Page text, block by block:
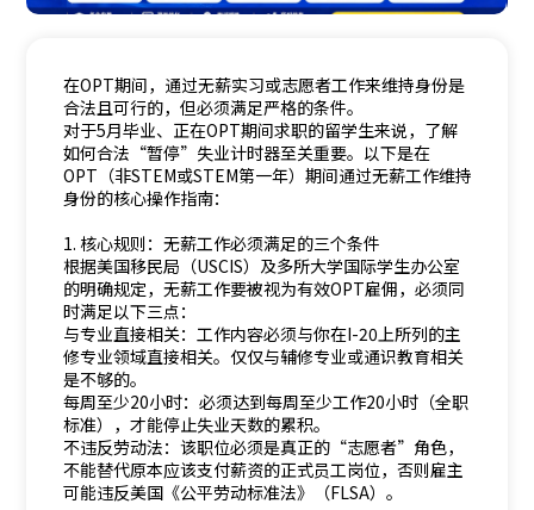
在OPT期间，通过无薪实习或志愿者工作来维持身份是
合法且可行的，但必须满足严格的条件。
对于5月毕业、正在OPT期间求职的留学生来说，了解
如何合法“暂停”失业计时器至关重要。以下是在
OPT（非STEM或STEM第一年）期间通过无薪工作维持
身份的核心操作指南：
1. 核心规则：无薪工作必须满足的三个条件
根据美国移民局（USCIS）及多所大学国际学生办公室
的明确规定，无薪工作要被视为有效OPT雇佣，必须同
时满足以下三点：
与专业直接相关：工作内容必须与你在I-20上所列的主
修专业领域直接相关。仅仅与辅修专业或通识教育相关
是不够的。
每周至少20小时：必须达到每周至少工作20小时（全职
标准），才能停止失业天数的累积。
不违反劳动法：该职位必须是真正的“志愿者”角色，
不能替代原本应该支付薪资的正式员工岗位，否则雇主
可能违反美国《公平劳动标准法》（FLSA）。